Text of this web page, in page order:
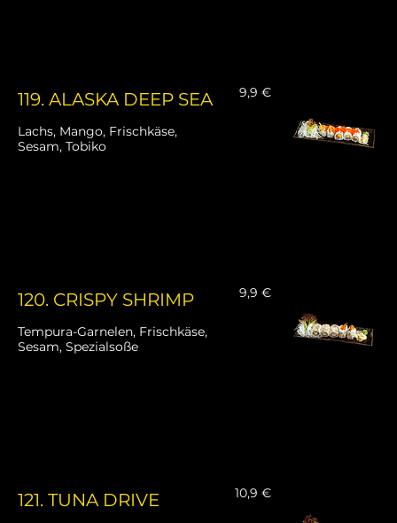
119. ALASKA DEEP SEA
Lachs, Mango, Frischkäse,
Sesam, Tobiko
9,9 €
120. CRISPY SHRIMP
Tempura-Garnelen, Frischkäse,
Sesam, Spezialsoße
9,9 €
121. TUNA DRIVE 10,9 €